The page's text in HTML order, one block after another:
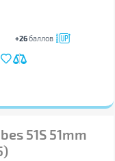
+26баллов
51S 51mm